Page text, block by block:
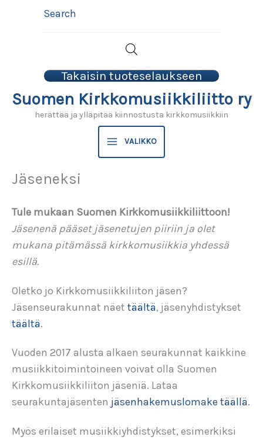
Search
Takaisin tuoteselaukseen
Suomen Kirkkomusiikkiliitto ry
herättää ja ylläpitää kiinnostusta kirkkomusiikkiin
VALIKKO
Jäseneksi
Tule mukaan Suomen Kirkkomusiikkiliittoon!
Jäsenenä pääset jäsenetujen piiriin ja olet
mukana pitämässä kirkkomusiikkia yhdessä
esillä.
Oletko jo Kirkkomusiikkiliiton jäsen?
Jäsenseurakunnat näet täältä, jäsenyhdistykset
täältä.
Vuoden 2017 alusta alkaen seurakunnat kaikkine
musiikkitoimintoineen voivat olla Suomen
Kirkkomusiikkiliiton jäseniä. Lataa
seurakuntajäsenten jäsenhakemuslomake täällä.
Myös erilaiset musiikkiyhdistykset, esimerkiksi